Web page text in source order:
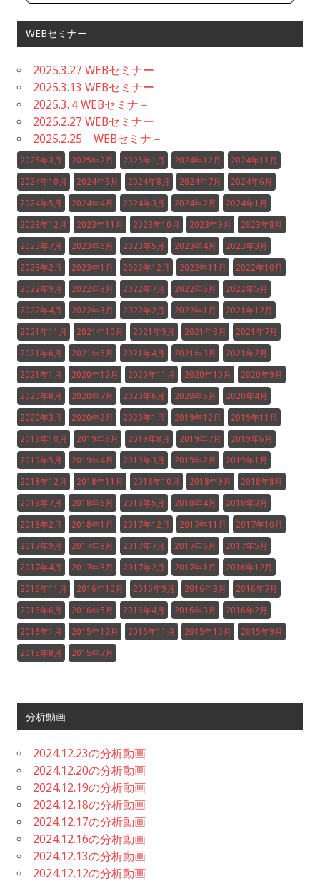
WEBセミナー
2025.3.27 WEBセミナー
2025.3.13 WEBセミナー
2025.3.４WEBセミナ－
2025.2.27 WEBセミナー
2025.2.25 WEBセミナ－
2025年3月 2025年2月 2025年1月 2024年12月 2024年11月
2024年10月 2024年9月 2024年8月 2024年7月 2024年6月
2024年5月 2024年4月 2024年3月 2024年2月 2024年1月
2023年12月 2023年11月 2023年10月 2023年9月 2023年8月
2023年7月 2023年6月 2023年5月 2023年4月 2023年3月
2023年2月 2023年1月 2022年12月 2022年11月 2022年10月
2022年9月 2022年8月 2022年7月 2022年6月 2022年5月
2022年4月 2022年3月 2022年2月 2022年1月 2021年12月
2021年11月 2021年10月 2021年9月 2021年8月 2021年7月
2021年6月 2021年5月 2021年4月 2021年3月 2021年2月
2021年1月 2020年12月 2020年11月 2020年10月 2020年9月
2020年8月 2020年7月 2020年6月 2020年5月 2020年4月
2020年3月 2020年2月 2020年1月 2019年12月 2019年11月
2019年10月 2019年9月 2019年8月 2019年7月 2019年6月
2019年5月 2019年4月 2019年3月 2019年2月 2019年1月
2018年12月 2018年11月 2018年10月 2018年9月 2018年8月
2018年7月 2018年6月 2018年5月 2018年4月 2018年3月
2018年2月 2018年1月 2017年12月 2017年11月 2017年10月
2017年9月 2017年8月 2017年7月 2017年6月 2017年5月
2017年4月 2017年3月 2017年2月 2017年1月 2016年12月
2016年11月 2016年10月 2016年9月 2016年8月 2016年7月
2016年6月 2016年5月 2016年4月 2016年3月 2016年2月
2016年1月 2015年12月 2015年11月 2015年10月 2015年9月
2015年8月 2015年7月
分析動画
2024.12.23の分析動画
2024.12.20の分析動画
2024.12.19の分析動画
2024.12.18の分析動画
2024.12.17の分析動画
2024.12.16の分析動画
2024.12.13の分析動画
2024.12.12の分析動画